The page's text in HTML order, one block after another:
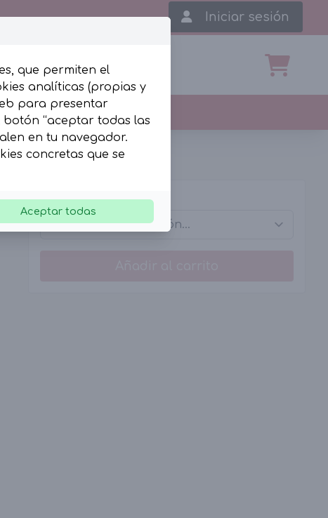
Iniciar sesión
Tallas
que permiten el
analíticas (propias y
para presentar
“aceptar todas las
en tu navegador.
concretas que se
Aceptar todas